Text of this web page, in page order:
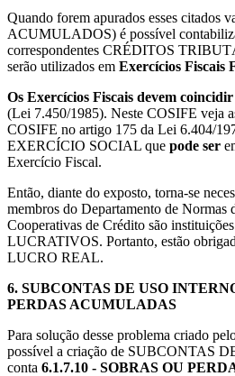
Quando forem apurados esses citados
ACUMULADOS) é possível
correspondentes CRÉDITOS
serão utilizados em Exercícios Fiscais
Os Exercícios Fiscais devem
(Lei 7.450/1985). Neste COSIFE veja
COSIFE no artigo 175 da Lei 6.404/
EXERCÍCIO SOCIAL que pode ser
Exercício Fiscal.
Então, diante do exposto, torna-se
membros do Departamento de
Cooperativas de Crédito são
LUCRATIVOS. Portanto, estão
LUCRO REAL.
6. SUBCONTAS DE USO
PERDAS ACUMULADAS
Para solução desse problema criado
possível a criação de SUBCONTAS
conta 6.1.7.10 - SOBRAS OU